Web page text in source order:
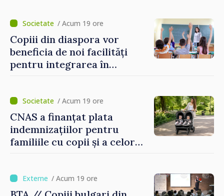
puse în funcțiune
/ Acum 19 ore
Copiii din diaspora vor
beneficia de noi facilități
pentru integrarea în
/ Acum 19 ore
CNAS a finanțat plata
indemnizațiilor pentru
familiile cu copii și a celor
/ Acum 19 ore